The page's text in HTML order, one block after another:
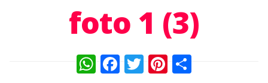
foto 1 (3)
WhatsApp
Facebook
TwitterPinterest